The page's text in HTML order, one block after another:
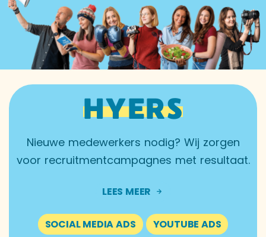
HYERS
Nieuwe medewerkers nodig? Wij zorgen
voor recruit­ment­campagnes met resultaat.
LEES MEER
SOCIAL MEDIA ADS
YOUTUBE ADS